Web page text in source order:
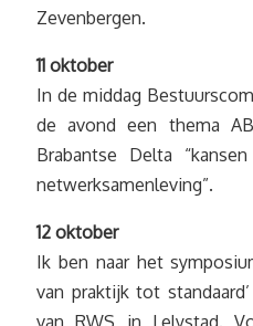
Zevenbergen.
11 oktober
In de middag
de avond een thema
Brabantse Delta
netwerksamenleving”.
12 oktober
Ik ben naar het
van praktijk tot
van RWS in Lelystad.